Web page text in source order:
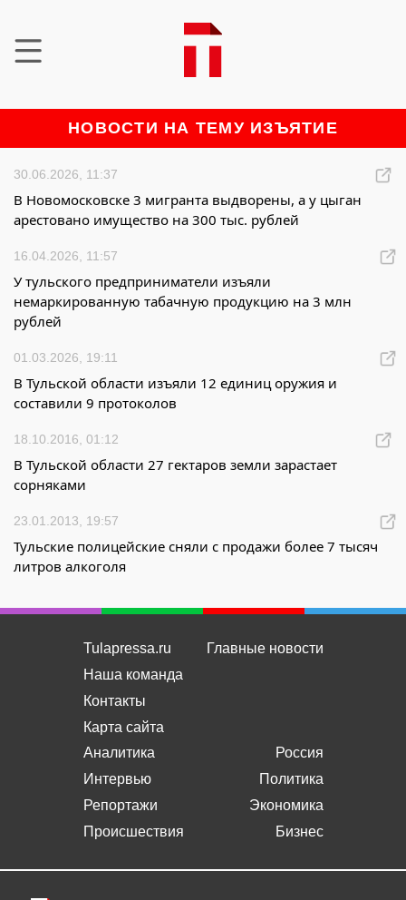
НОВОСТИ НА ТЕМУ ИЗЪЯТИЕ
30.06.2026, 11:37
В Новомосковске 3 мигранта выдворены, а у цыган
арестовано имущество на 300 тыс. рублей
16.04.2026, 11:57
У тульского предприниматели изъяли
немаркированную табачную продукцию на 3 млн
рублей
01.03.2026, 19:11
В Тульской области изъяли 12 единиц оружия и
составили 9 протоколов
18.10.2016, 01:12
В Тульской области 27 гектаров земли зарастает
сорняками
23.01.2013, 19:57
Тульские полицейские сняли с продажи более 7 тысяч
литров алкоголя
Tulapressa.ru
Наша команда
Контакты
Карта сайта
Главные новости
Аналитика
Интервью
Репортажи
Происшествия
Россия
Политика
Экономика
Бизнес